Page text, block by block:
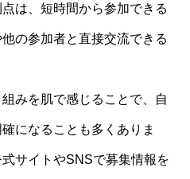
は、短時間から参加できる
の参加者と直接交流できる
みを肌で感じることで、自
になることも多くありま
サイトやSNSで募集情報を